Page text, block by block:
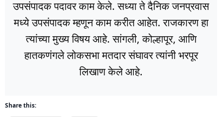
उपसंपादक पदावर काम केले. सध्या ते दैनिक जनप्रवास
मध्ये उपसंपादक म्हणून काम करीत आहेत. राजकारण हा
त्यांच्या मुख्य विषय आहे. सांगली, कोल्हापूर, आणि
हातकणंगले लोकसभा मतदार संघावर त्यांनी भरपूर
लिखाण केले आहे.
Share this: